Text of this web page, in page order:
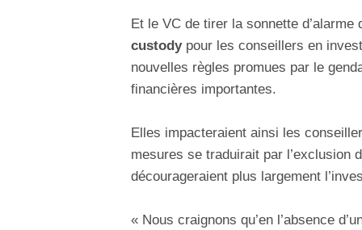
Et le VC de tirer la sonnette d’alarme
custodypour les conseillers en
nouvelles règles promues par le
financières importantes.
Elles impacteraient ainsi les
mesures se traduirait par l’exclusion
décourageraient plus largement
« Nous craignons qu’en l’absence